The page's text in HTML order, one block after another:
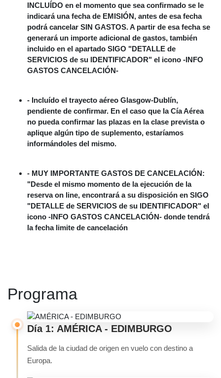
INCLUÍDO en el momento que sea confirmado se le
indicará una fecha de EMISIÓN, antes de esa fecha
podrá cancelar SIN GASTOS. A partir de esa fecha se
generará un importe adicional de gastos, también
incluido en el apartado SIGO "DETALLE de
SERVICIOS de su IDENTIFICADOR" el icono -INFO
GASTOS CANCELACIÓN-
- Incluído el trayecto aéreo Glasgow-Dublín,
pendiente de confirmar. En el caso que la Cía Aérea
no pueda confirmar las plazas en la clase prevista o
aplique algún tipo de suplemento, estaríamos
informándoles del mismo.
- MUY IMPORTANTE GASTOS DE CANCELACIÓN:
"Desde el mismo momento de la ejecución de la
reserva on line, encontrará a su disposición en SIGO
"DETALLE de SERVICIOS de su IDENTIFICADOR" el
icono -INFO GASTOS CANCELACIÓN- donde tendrá
la fecha limite de cancelación
Programa
Día 1: AMÉRICA - EDIMBURGO
Salida de la ciudad de origen en vuelo con destino a
Europa.